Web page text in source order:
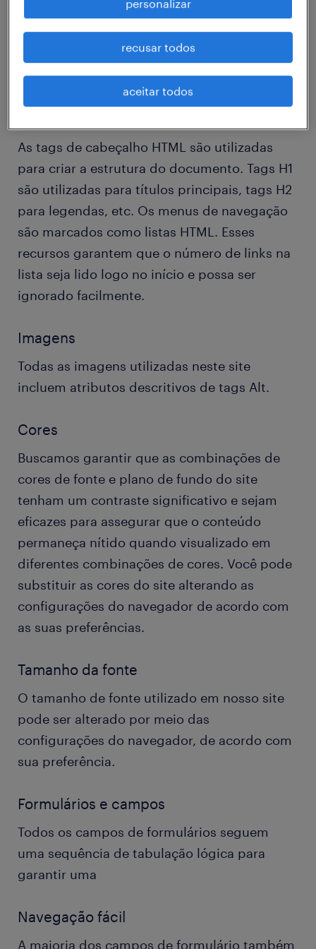
cada página e componentes que permitem
que os usuários de softwares leitores de tela
acessem as principais informações de uma
página.
As tags de cabeçalho HTML são utilizadas
para criar a estrutura do documento. Tags H1
são utilizadas para títulos principais, tags H2
para legendas, etc. Os menus de navegação
são marcados como listas HTML. Esses
recursos garantem que o número de links na
lista seja lido logo no início e possa ser
ignorado facilmente.
Imagens
Todas as imagens utilizadas neste site
incluem atributos descritivos de tags Alt.
Cores
Buscamos garantir que as combinações de
cores de fonte e plano de fundo do site
tenham um contraste significativo e sejam
eficazes para assegurar que o conteúdo
permaneça nítido quando visualizado em
diferentes combinações de cores. Você pode
substituir as cores do site alterando as
configurações do navegador de acordo com
as suas preferências.
Tamanho da fonte
O tamanho de fonte utilizado em nosso site
pode ser alterado por meio das
configurações do navegador, de acordo com
sua preferência.
Formulários e campos
Todos os campos de formulários seguem
uma sequência de tabulação lógica para
garantir uma
Navegação fácil
A maioria dos campos de formulário também
personalizar
recusar todos
aceitar todos